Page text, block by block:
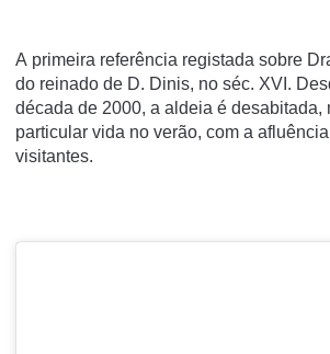
A primeira referência registada sobre
do reinado de D. Dinis, no séc. XVI.
década de 2000, a aldeia é desabitada,
particular vida no verão, com a
visitantes.